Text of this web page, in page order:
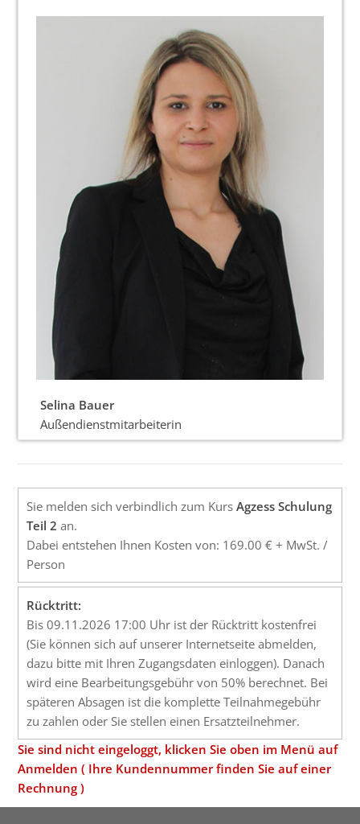
Selina Bauer
Außendienstmitarbeiterin
Sie melden sich verbindlich zum Kurs Agzess Schulung
Teil 2 an.
Dabei entstehen Ihnen Kosten von: 169.00 € + MwSt. /
Person
Rücktritt:
Bis 09.11.2026 17:00 Uhr ist der Rücktritt kostenfrei
(Sie können sich auf unserer Internetseite abmelden,
dazu bitte mit Ihren Zugangsdaten einloggen). Danach
wird eine Bearbeitungsgebühr von 50% berechnet. Bei
späteren Absagen ist die komplette Teilnahmegebühr
zu zahlen oder Sie stellen einen Ersatzteilnehmer.
Sie sind nicht eingeloggt, klicken Sie oben im Menü auf
Anmelden ( Ihre Kundennummer finden Sie auf einer
Rechnung )